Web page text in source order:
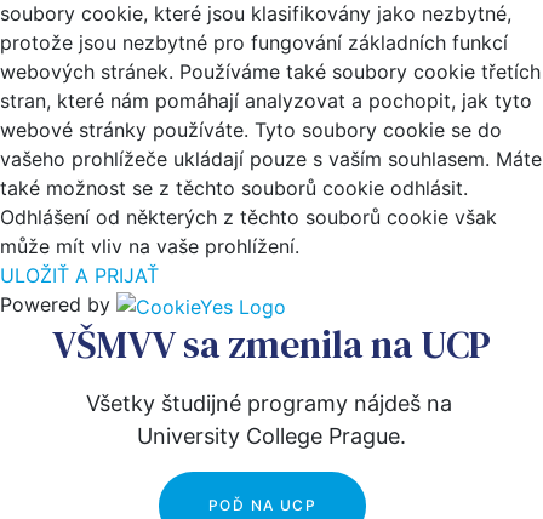
soubory cookie, které jsou klasifikovány jako nezbytné,
protože jsou nezbytné pro fungování základních funkcí
webových stránek. Používáme také soubory cookie třetích
stran, které nám pomáhají analyzovat a pochopit, jak tyto
webové stránky používáte. Tyto soubory cookie se do
vašeho prohlížeče ukládají pouze s vaším souhlasem. Máte
také možnost se z těchto souborů cookie odhlásit.
Odhlášení od některých z těchto souborů cookie však
může mít vliv na vaše prohlížení.
ULOŽIŤ A PRIJAŤ
Powered by
VŠMVV sa zmenila na UCP
Všetky študijné programy nájdeš na
University College Prague.
POĎ NA UCP